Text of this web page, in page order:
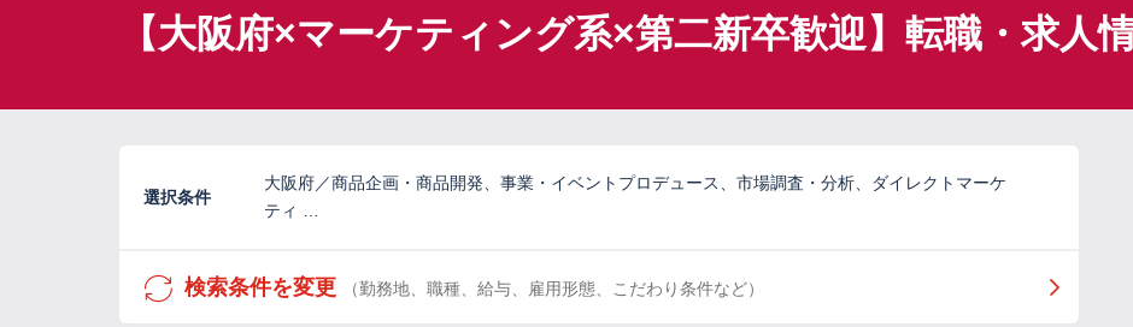
【大阪府×マーケティング系×第二新卒歓迎】転職・求人
選択条件
大阪府／商品企画・商品開発、事業・イベントプロデュース、市場調査・分析、ダイレクトマーケ
ティ …
検索条件を変更 （勤務地、職種、給与、雇用形態、こだわり条件など）